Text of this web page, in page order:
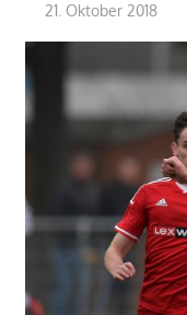
21. Oktober 2018